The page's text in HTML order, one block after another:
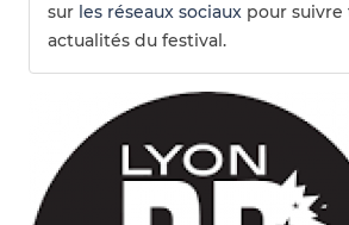
sur les réseaux sociaux pour suivre
actualités du festival.